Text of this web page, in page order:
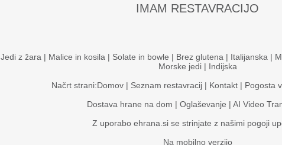
IMAM RESTAVRACIJO
Jedi z žara | Malice in kosila | Solate in bowle | Brez glutena | Italijanska |
Morske jedi| Indijska
Načrt strani:Domov| Seznam restavracij| Kontakt| Pogosta
Dostava hrane na dom | Oglaševanje | AI Video
Z uporabo ehrana.si se strinjate z našimi pogoji
Na mobilno verzijo